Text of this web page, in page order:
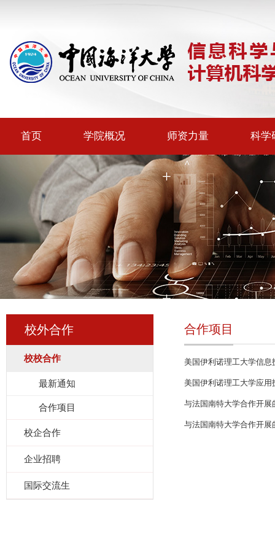
首页 学院概况 师资力量 科学
校外合作
校校合作
最新通知
合作项目
校企合作
企业招聘
国际交流生
合作项目
美国伊利诺理工大学信
美国伊利诺理工大学应用
与法国南特大学合作开
与法国南特大学合作开展